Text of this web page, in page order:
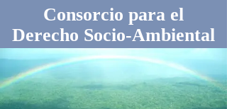
Consorcio para el
Derecho Socio-Ambiental